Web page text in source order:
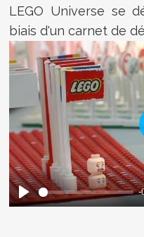
LEGO Universe se
biais d'un carnet de